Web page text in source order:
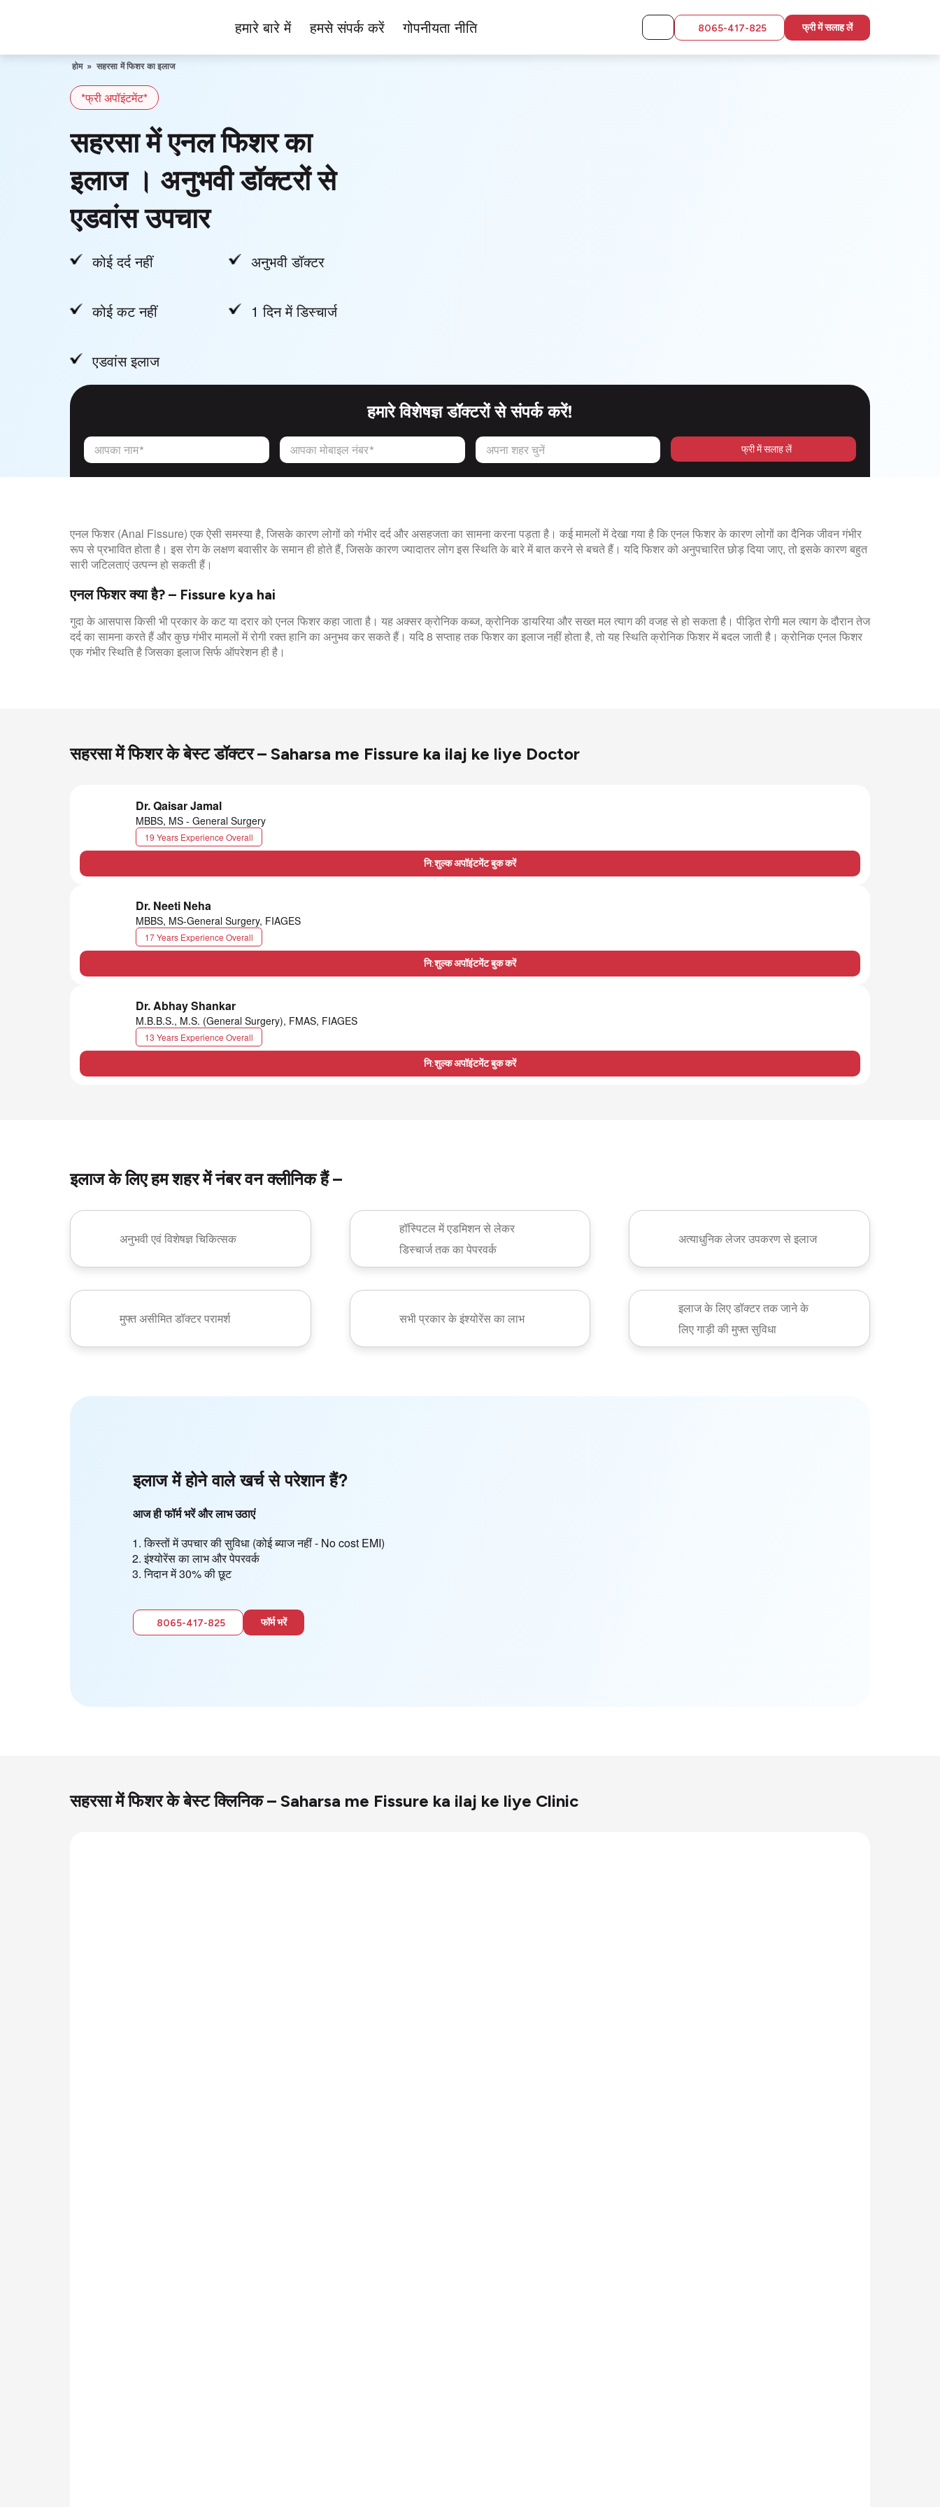
content
Ka
हमारे बारे में हमसे संपर्क करें गोपनीयता नीति 8065-417-825 फ्री में सलाह लें
होम » सहरसा में फिशर का इलाज
*फ्री अपॉइंटमेंट*
सहरसा में एनल फिशर का
इलाज । अनुभवी डॉक्टरों से
एडवांस उपचार
कोई दर्द नहीं अनुभवी डॉक्टर
कोई कट नहीं 1 दिन में डिस्चार्ज
एडवांस इलाज
हमारे विशेषज्ञ डॉक्टरों से संपर्क करें!
आपका नाम* आपका मोबाइल नंबर* अपना शहर चुनें फ्री में सलाह लें
एनल फिशर (Anal Fissure) एक ऐसी समस्या है, जिसके कारण लोगों को गंभीर दर्द और असहजता का सामना करना पड़ता है। कई मामलों में देखा गया है कि एनल फिशर के कारण लोगों का दैनिक जीवन गंभीर
रूप से प्रभावित होता है। इस रोग के लक्षण बवासीर के समान ही होते हैं, जिसके कारण ज्यादातर लोग इस स्थिति के बारे में बात करने से बचते हैं। यदि फिशर को अनुपचारित छोड़ दिया जाए, तो इसके कारण बहुत
सारी जटिलताएं उत्पन्न हो सकती हैं।
एनल फिशर क्या है? – Fissure kya hai
गुदा के आसपास किसी भी प्रकार के कट या दरार को एनल फिशर कहा जाता है। यह अक्सर क्रोनिक कब्ज, क्रोनिक डायरिया और सख्त मल त्याग की वजह से हो सकता है। पीड़ित रोगी मल त्याग के दौरान तेज
दर्द का सामना करते हैं और कुछ गंभीर मामलों में रोगी रक्त हानि का अनुभव कर सकते हैं। यदि 8 सप्ताह तक फिशर का इलाज नहीं होता है, तो यह स्थिति क्रोनिक फिशर में बदल जाती है। क्रोनिक एनल फिशर
एक गंभीर स्थिति है जिसका इलाज सिर्फ ऑपरेशन ही है।
सहरसा में फिशर के बेस्ट डॉक्टर – Saharsa me Fissure ka ilaj ke liye Doctor
Dr. Qaisar Jamal
MBBS, MS - General Surgery
19 Years Experience Overall
नि:शुल्क अपॉइंटमेंट बुक करें
Dr. Neeti Neha
MBBS, MS-General Surgery, FIAGES
17 Years Experience Overall
नि:शुल्क अपॉइंटमेंट बुक करें
Dr. Abhay Shankar
M.B.B.S., M.S. (General Surgery), FMAS, FIAGES
13 Years Experience Overall
नि:शुल्क अपॉइंटमेंट बुक करें
इलाज के लिए हम शहर में नंबर वन क्लीनिक हैं –
अनुभवी एवं विशेषज्ञ चिकित्सक
हॉस्पिटल में एडमिशन से लेकर
डिस्चार्ज तक का पेपरवर्क
अत्याधुनिक लेजर उपकरण से इलाज
मुफ्त असीमित डॉक्टर परामर्श सभी प्रकार के इंश्योरेंस का लाभ
इलाज के लिए डॉक्टर तक जाने के
लिए गाड़ी की मुफ्त सुविधा
इलाज में होने वाले खर्च से परेशान हैं?
आज ही फॉर्म भरें और लाभ उठाएं
किस्तों में उपचार की सुविधा (कोई ब्याज नहीं - No cost EMI)
इंश्योरेंस का लाभ और पेपरवर्क
निदान में 30% की छूट
8065-417-825 फॉर्म भरें
सहरसा में फिशर के बेस्ट क्लिनिक – Saharsa me Fissure ka ilaj ke liye Clinic